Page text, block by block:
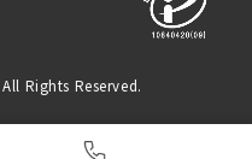
Rights Reserved.